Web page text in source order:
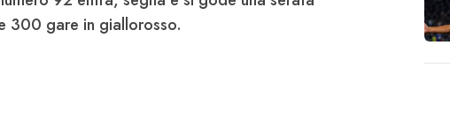
300 gare in giallorosso.